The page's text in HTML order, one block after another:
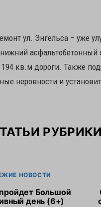
ул. Энгельса – уже
кв.м дороги. Также
неровности и
РУБРИКИ
НОВОСТИ
Большой
день (6+)